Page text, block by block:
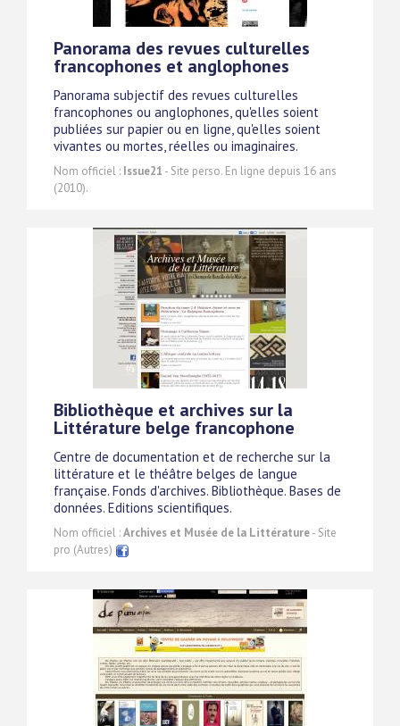
Panorama des revues culturelles
francophones et anglophones
Panorama subjectif des revues culturelles
francophones ou anglophones, qu'elles soient
publiées sur papier ou en ligne, qu'elles soient
vivantes ou mortes, réelles ou imaginaires.
Nom officiel : Issue21 - Site perso. En ligne depuis 16 ans
(2010).
Bibliothèque et archives sur la
Littérature belge francophone
Centre de documentation et de recherche sur la
littérature et le théâtre belges de langue
française. Fonds d'archives. Bibliothèque. Bases de
données. Editions scientifiques.
Nom officiel :Archives et Musée de la Littérature- Site
pro (Autres)